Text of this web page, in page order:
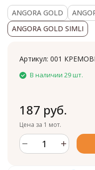
ANGORA GOLD
ANGORA GOLD SIMLI
Артикул: 001
В наличии 29 шт.
187 руб.
Цена за 1 мот.